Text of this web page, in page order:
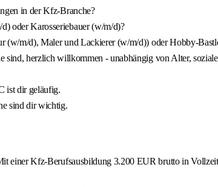
in der Kfz-Branche?
oder Karosseriebauer (w/m/d)?
(w/m/d), Maler und Lackierer (w/m/d)) oder Hobby-
sind, herzlich willkommen - unabhängig von Alter,
ist dir geläufig.
sind dir wichtig.
einer Kfz-Berufsausbildung 3.200 EUR brutto in